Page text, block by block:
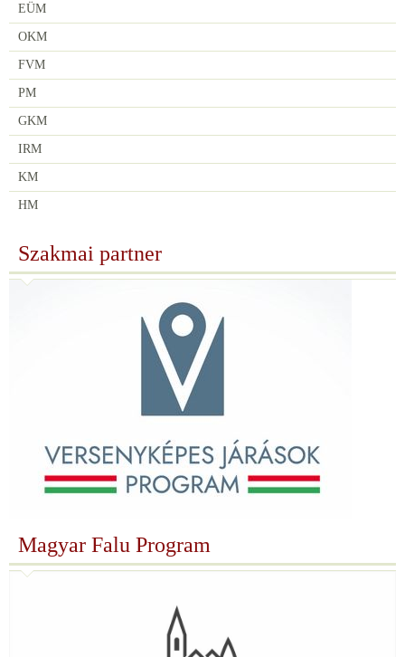
EÜM
OKM
FVM
PM
GKM
IRM
KM
HM
Szakmai partner
Magyar Falu Program